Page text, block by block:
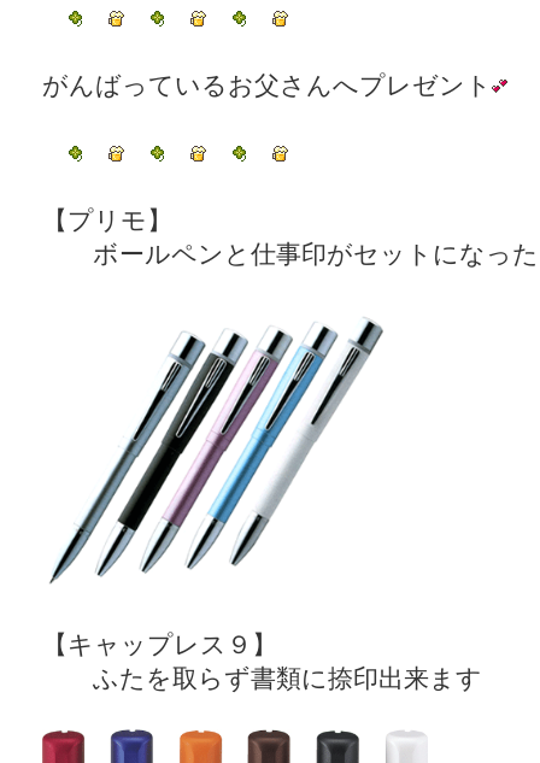
がんばっているお父さんへプレゼント
【プリモ】
ボールペンと仕事印がセットになった
【キャップレス９】
ふたを取らず書類に捺印出来ます